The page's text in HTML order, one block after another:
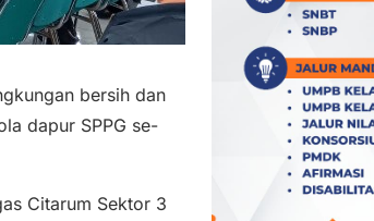
bersih dan
dapur SPPG se-
Citarum Sektor 3